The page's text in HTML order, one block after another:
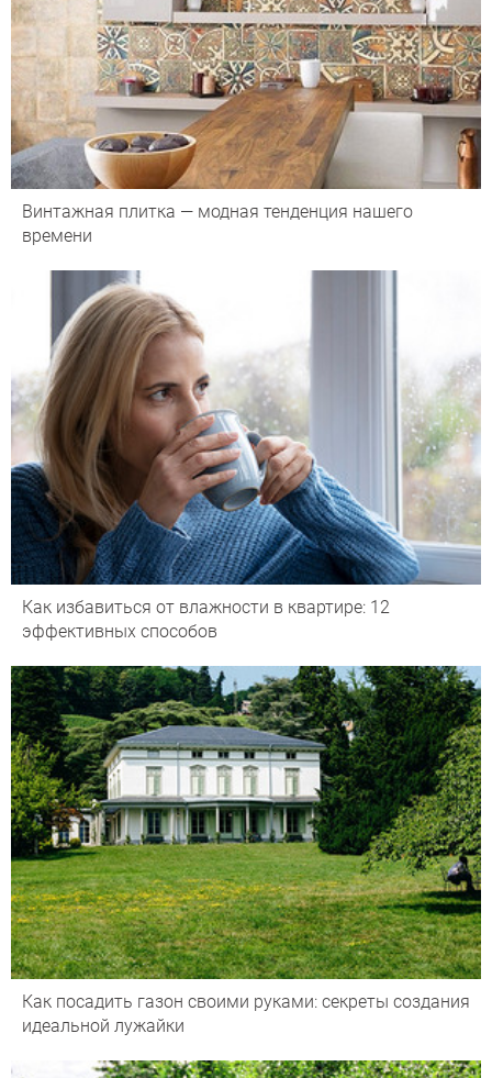
Винтажная плитка — модная тенденция нашего
времени
Как избавиться от влажности в квартире: 12
эффективных способов
Как посадить газон своими руками: секреты создания
идеальной лужайки